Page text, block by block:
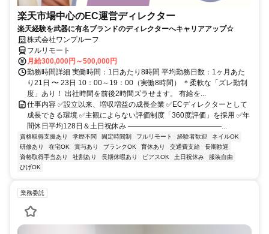
楽天市場中心のEC運営ディレクター
楽天経験を武器に有名ブランドのディレクターへキャリアアップ☆
株式会社ワンプルーフ
フルリモート
月給300,000円～500,000円
勤務時間詳細 実働時間：1日あたり8時間 平均勤務日数：1ヶ月あた
り21日 〜 23日 10：00～19：00（実働8時間） ＊柔軟な「ズレ勤制
度」あり！ 出社時間を前後2時間ズラせます。 有給を...
仕事内容 ✅設立以来、増収増益の成長企業 ✅ECディレクターとして
成長できる環境 ✅主観によらない評価制度「360度評価」を採用 ✅年
間休日平均128日＆土日祝休み ―――――――――――――...
資格取得支援あり 学歴不問 固定時間制 フルリモート 経験者歓迎
ネイルOK
研修あり
在宅OK 賞与あり ブランクOK 育休あり 交通費支給
長期歓迎
資格取得手当あり
社割あり 長期休暇あり ピアスOK 土日祝休み
服装自由
ひげOK
業務委託